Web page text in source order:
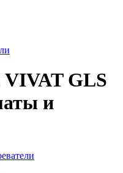
VIVAT GLS
и